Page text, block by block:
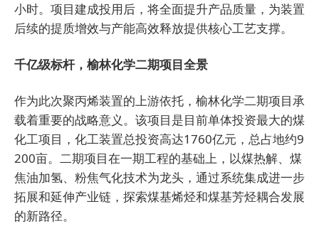
小时。项目建成投用后，将全面提升产品质量，为装置
后续的提质增效与产能高效释放提供核心工艺支撑。
千亿级标杆，榆林化学二期项目全景
作为此次聚丙烯装置的上游依托，榆林化学二期项目承
载着重要的战略意义。该项目是目前单体投资最大的煤
化工项目，化工装置总投资高达1760亿元，总占地约9
200亩。二期项目在一期工程的基础上，以煤热解、煤
焦油加氢、粉焦气化技术为龙头，通过系统集成进一步
拓展和延伸产业链，探索煤基烯烃和煤基芳烃耦合发展
的新路径。